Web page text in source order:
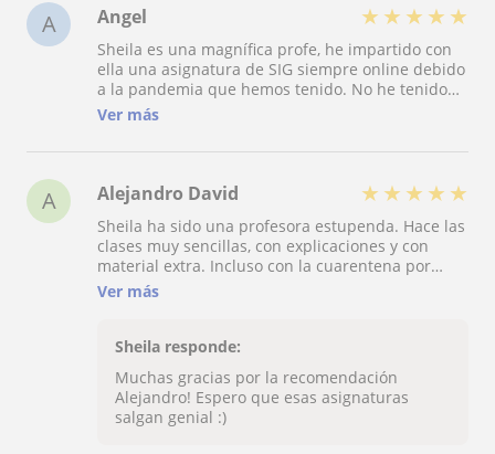
A Angel ★ ★ ★ ★ ★
Sheila es una magnífica profe, he impartido con
ella una asignatura de SIG siempre online debido
a la pandemia que hemos tenido. No he tenido
problema alguno, puntual, atenta y siempre
viendo además de tener un amplio conocimiento
siempre se prepara la clase antes de darla, por lo
que siempre aporta material extra y ejemplos de
la materia que se está dando, lo que hace que la
clase se super llevadera a la vez que se va
aprendiendo. Recomendable 100%
Ver más
A Alejandro David ★ ★ ★ ★ ★
Sheila ha sido una profesora estupenda. Hace las
clases muy sencillas, con explicaciones y con
material extra. Incluso con la cuarentena por
medio hemos seguido dando clases, corrigiendo y
tema para que me cundiese, ayudando con
Recomendadísima.
Ver más
Sheila responde:
Muchas gracias por la recomendación
Alejandro! Espero que esas asignaturas
salgan genial :)